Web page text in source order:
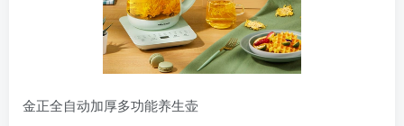
金正全自动加厚多功能养生壶